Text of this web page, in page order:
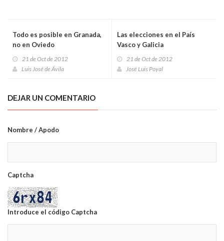
Todo es posible en Granada,
no en Oviedo
21 de Oct de 2012
Luis José de Ávila
Las elecciones en el País
Vasco y Galicia
21 de Oct de 2012
José Luis Poyal
DEJAR UN COMENTARIO
Nombre / Apodo
Captcha
Introduce el código Captcha